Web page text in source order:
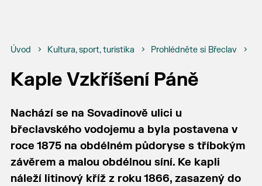
Úvod Kultura, sport, turistika Prohlédněte si Břeclav
Kaple Vzkříšení Páně
Nachází se na Sovadinově ulici u
břeclavského vodojemu a byla postavena v
roce 1875 na obdélném půdoryse s tříbokým
závěrem a malou obdélnou síní. Ke kapli
náleží litinový kříž z roku 1866, zasazený do